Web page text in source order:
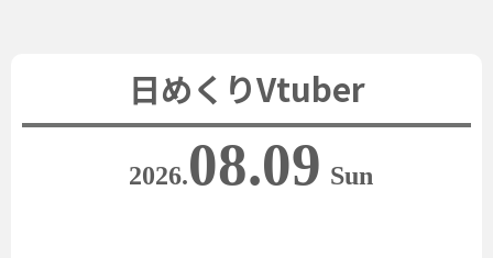
日めくりVtuber
2026.08.09 Sun